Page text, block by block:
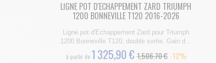
LIGNE POT D'ECHAPPEMENT ZARD TRIUMPH
1200 BONNEVILLE T120 2016-2026
Ligne pot d'Echappement Zard pour Triumph
1200 Bonneville T120, double sortie. Gain d...
à partir de 1 325,90 € 1,506.70 € -12%